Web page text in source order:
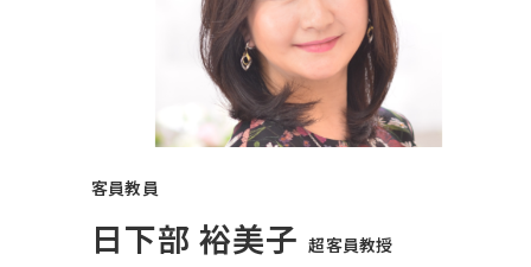
客員教員
日下部 裕美子 超客員教授